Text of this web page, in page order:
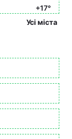
+17°
Усі міста